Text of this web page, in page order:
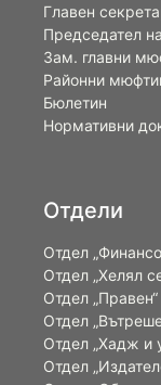
Главен
Председател
Зам. главни
Районни
Бюлетин
Нормативни
Отдели
Отдел
Отдел „Хелял
Отдел „Правен“
Отдел
Отдел „Хадж и
Отдел